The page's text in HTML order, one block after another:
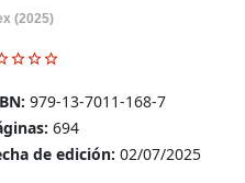
(2025)
979-13-7011-168-7
694
de edición: 02/07/2025